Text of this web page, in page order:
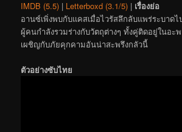
IMDB (5.5) | Letterboxd (3.1/5) | เรื่องย่อ
อานซ์เพิ่งพบกับแคสเมื่อไวรัสลึกลับแพร่ระบาดไ
ผู้คนกำลังรวมร่างกับวัตถุต่างๆ ทั้งคู่ติดอยู่ในอะ
เผชิญกับภัยคุกคามอันน่าสะพรึงกลัวนี้
ตัวอย่างซับไทย